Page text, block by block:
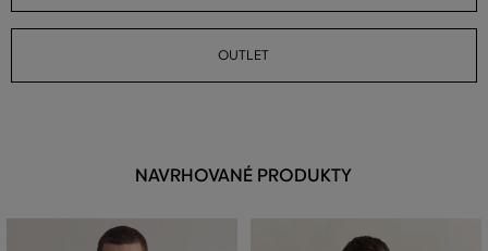
OUTLET
NAVRHOVANÉ PRODUKTY